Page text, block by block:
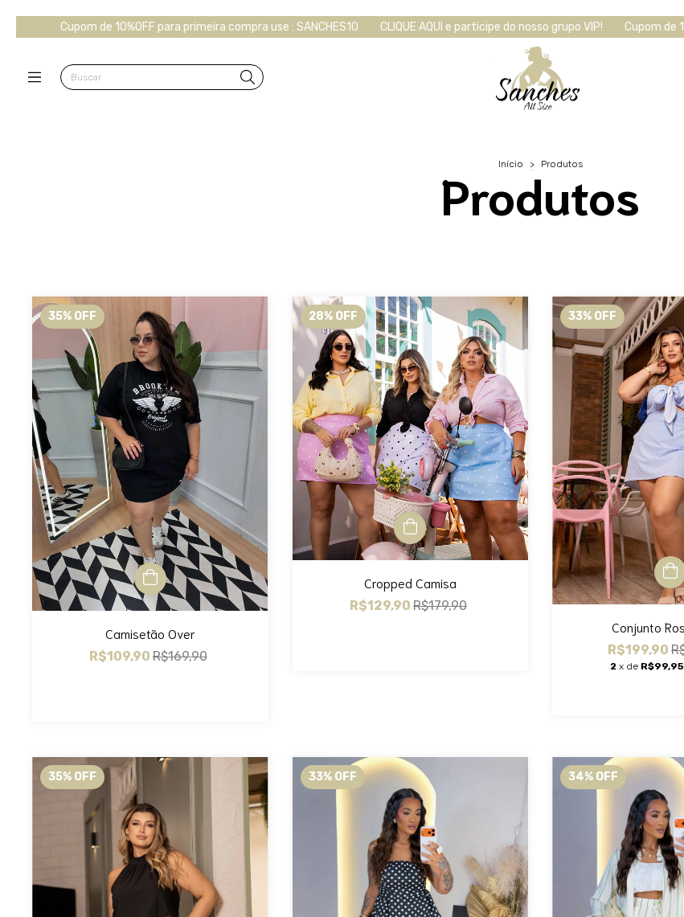
10%OFF para primeira compra use : SANCHES10 CLIQUE AQUI e participe do nosso grupo VIP! Cupom de 10%OFF para
Início > Produtos
Produtos
35% OFF
Camisetão Over
R$109,90R$169,90
28% OFF
Cropped Camisa
R$129,90R$179,90
33% OFF
Conjunto
R$199,90
2 x de R$99,95
35% OFF 33% OFF 34% OFF